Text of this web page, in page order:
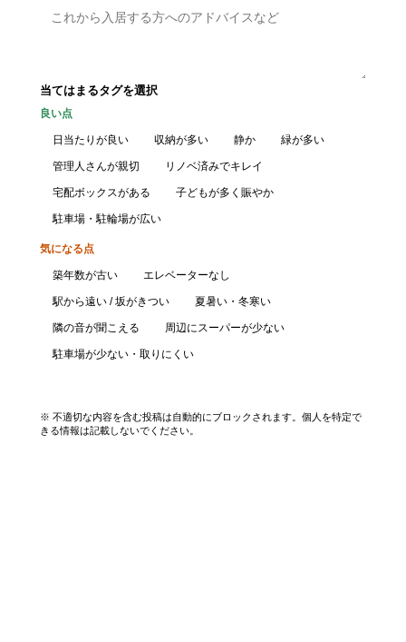
当てはまるタグを選択
良い点
日当たりが良い 収納が多い 静か 緑が多い
管理人さんが親切 リノベ済みでキレイ
宅配ボックスがある 子どもが多く賑やか
駐車場・駐輪場が広い
気になる点
築年数が古い エレベーターなし
駅から遠い / 坂がきつい 夏暑い・冬寒い
隣の音が聞こえる 周辺にスーパーが少ない
駐車場が少ない・取りにくい
※ 不適切な内容を含む投稿は自動的にブロックされます。個人を特定で
きる情報は記載しないでください。